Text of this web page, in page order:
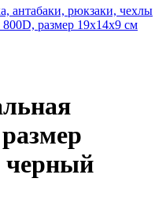
антабаки, рюкзаки, чехлы
размер 19х14х9 см
черный